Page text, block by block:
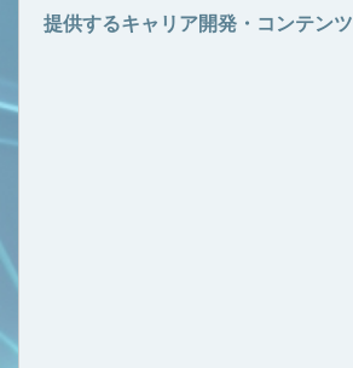
提供するキャリア開発・コンテンツ